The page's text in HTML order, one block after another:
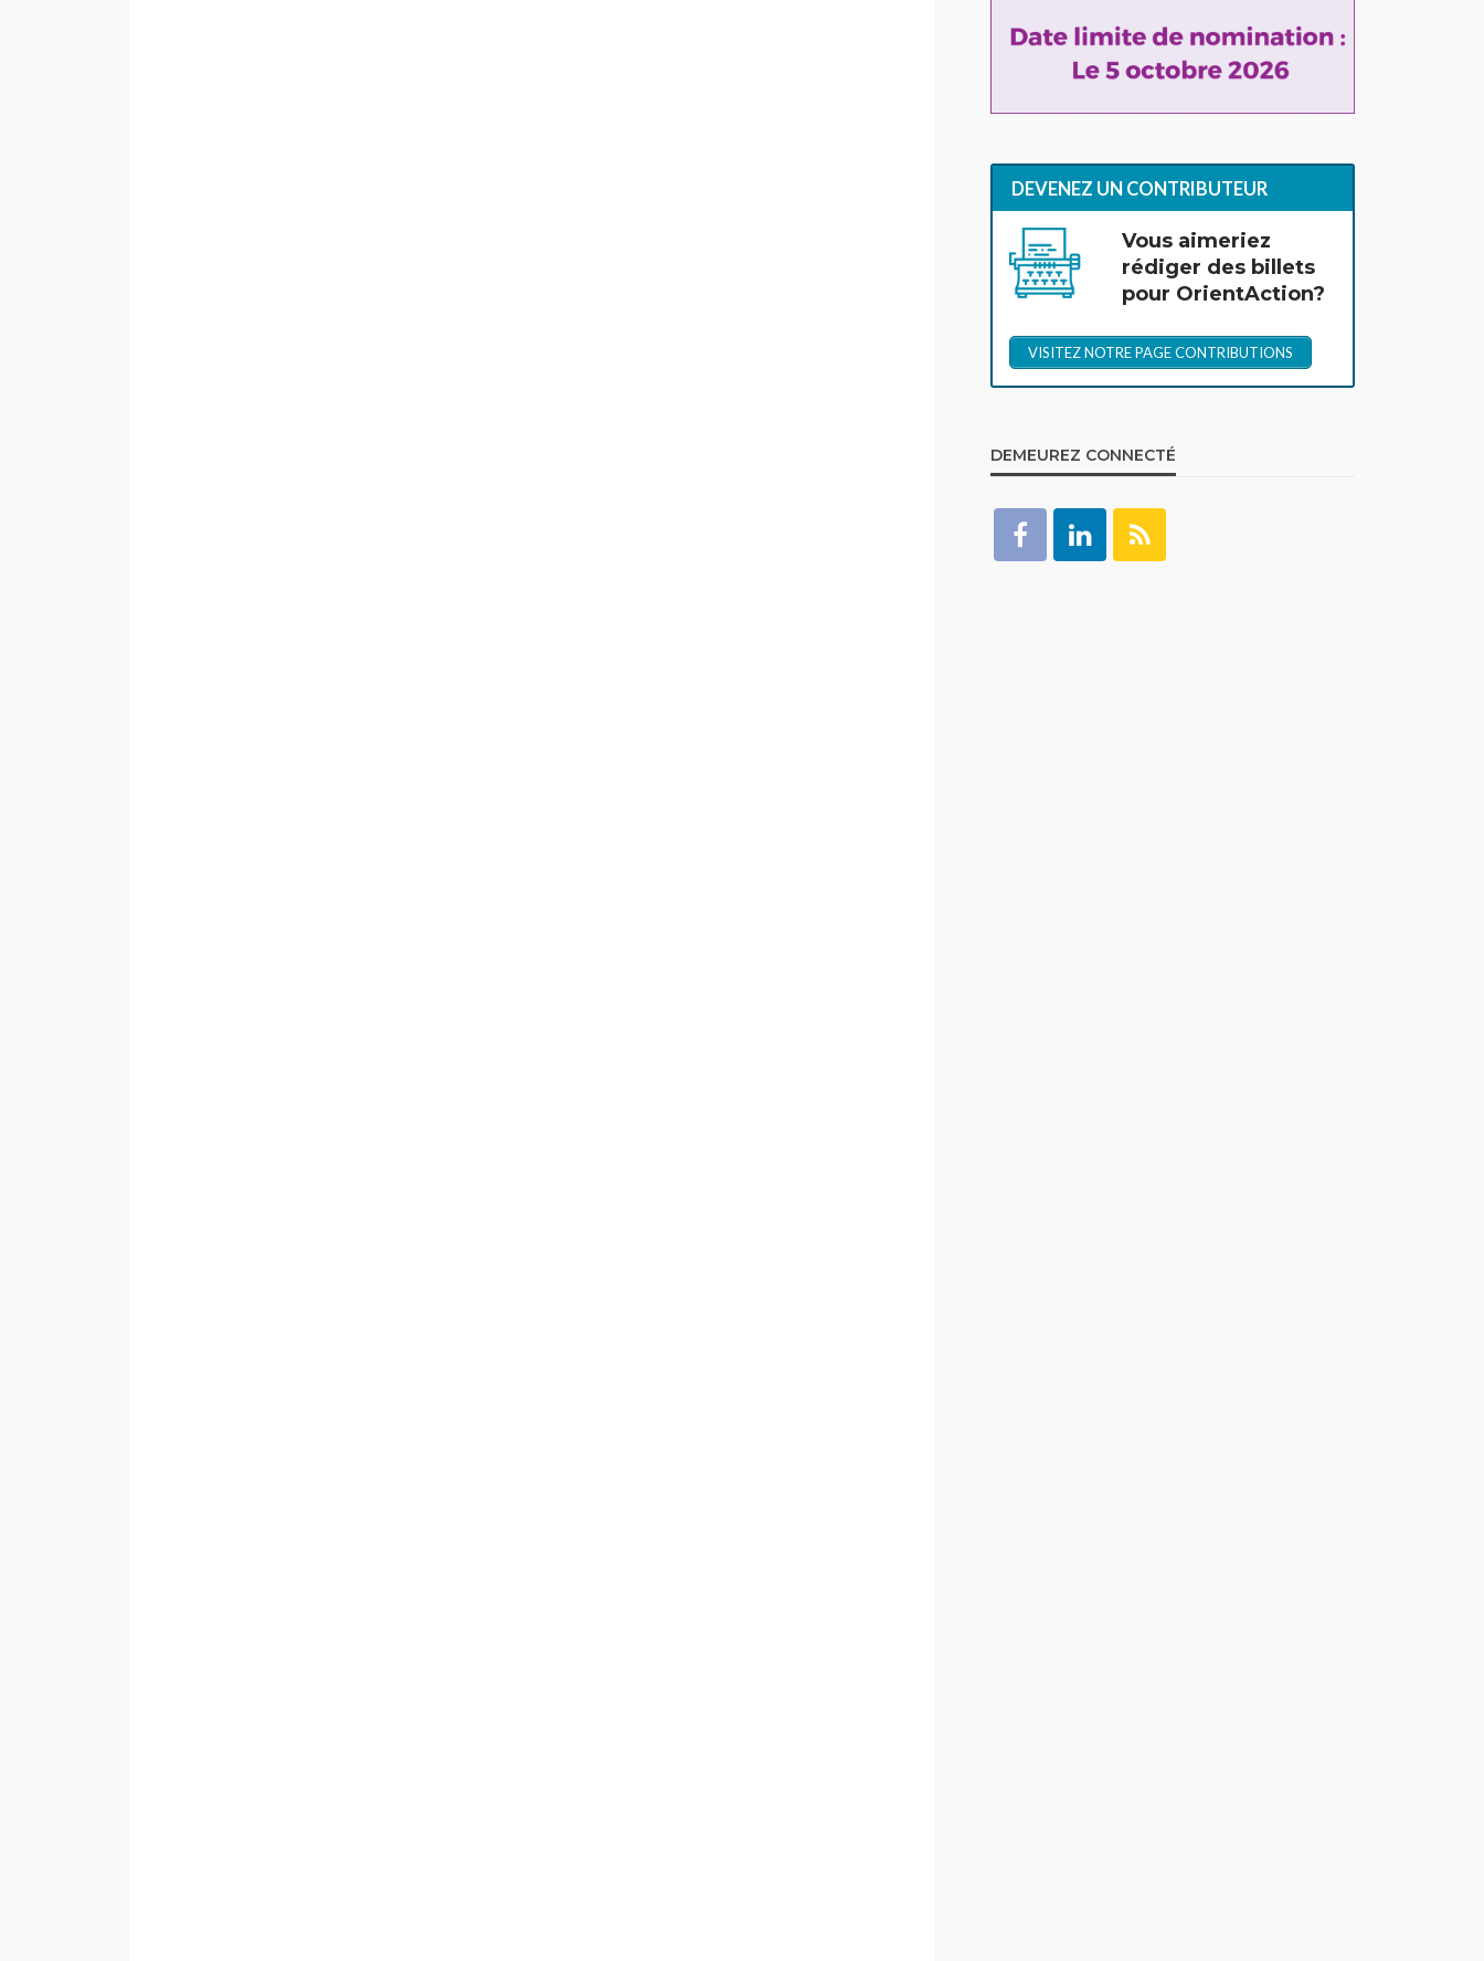
DEVENEZ UN CONTRIBUTEUR
Vous aimeriez
rédiger des billets
pour OrientAction?
VISITEZ NOTRE PAGE CONTRIBUTIONS
DEMEUREZ CONNECTÉ